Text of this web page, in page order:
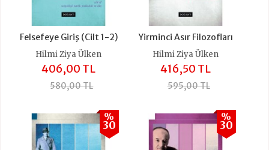
Felsefeye Giriş (Cilt 1-2)
Hilmi Ziya Ülken
406,00 TL
580,00 TL
Yirminci Asır Filozofları
Hilmi Ziya Ülken
416,50 TL
595,00 TL
%
30
%
30